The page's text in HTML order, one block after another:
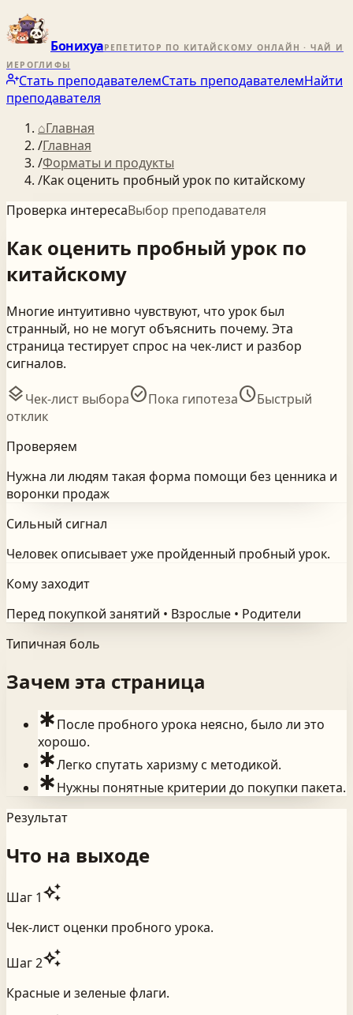
БонихуаРЕПЕТИТОР ПО КИТАЙСКОМУ ОНЛАЙН · ЧАЙ И
ИЕРОГЛИФЫ
Стать преподавателемСтать преподавателемНайти
преподавателя
⌂Главная
/Главная
/Форматы и продукты
/Как оценить пробный урок по китайскому
Проверка интересаВыбор преподавателя
Как оценить пробный урок по
китайскому
Многие интуитивно чувствуют, что урок был
странный, но не могут объяснить почему. Эта
страница тестирует спрос на чек-лист и разбор
сигналов.
layersЧек-лист выбораcheck_circleПока гипотезаscheduleБыстрый
отклик
Проверяем
Нужна ли людям такая форма помощи без ценника и
воронки продаж
Сильный сигнал
Человек описывает уже пройденный пробный урок.
Кому заходит
Перед покупкой занятий • Взрослые • Родители
Типичная боль
Зачем эта страница
emergencyПосле пробного урока неясно, было ли это
хорошо.
emergencyЛегко спутать харизму с методикой.
emergencyНужны понятные критерии до покупки пакета.
Результат
Что на выходе
Шаг 1auto_awesome
Чек-лист оценки пробного урока.
Шаг2auto_awesome
Красные и зеленые флаги.